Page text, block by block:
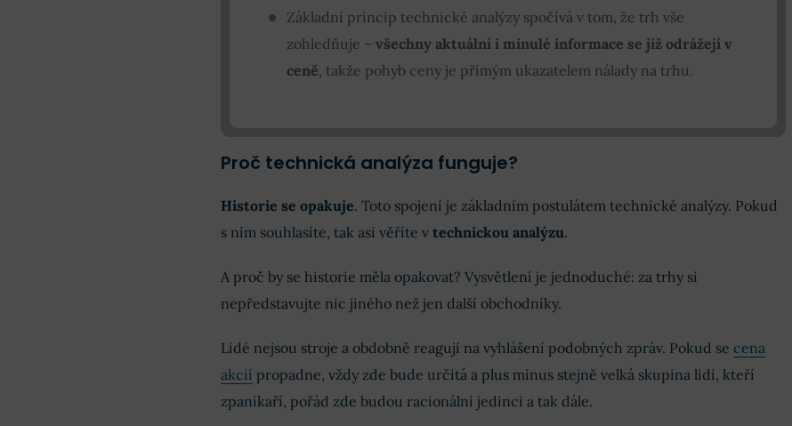
Základní princip technické analýzy spočívá v tom, že trh vše
zohledňuje – všechny aktuální i minulé informace se již odrážejí v
ceně , takže pohyb ceny je přímým ukazatelem nálady na trhu.
Proč technická analýza funguje?
Historie se opakuje. Toto spojení je základním postulátem technické analýzy. Pokud
s ním souhlasíte, tak asi věříte v technickou analýzu.
A proč by se historie měla opakovat? Vysvětlení je jednoduché: za trhy si
nepředstavujte nic jiného než jen další obchodníky.
Lidé nejsou stroje a obdobně reagují na vyhlášení podobných zpráv. Pokud se cena
akcií propadne, vždy zde bude určitá a plus minus stejně velká skupina lidí, kteří
zpanikaří, pořád zde budou racionální jedinci a tak dále.